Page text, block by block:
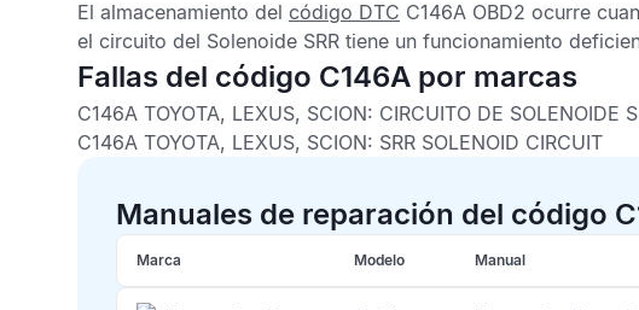
El almacenamiento del código DTC C146A OBD2 ocurre
el circuito del Solenoide SRR tiene un funcionamiento
Fallas del código C146A por marcas
C146A TOYOTA, LEXUS, SCION: CIRCUITO DE SOLENOIDE
C146A TOYOTA, LEXUS, SCION: SRR SOLENOID CIRCUIT
Manuales de reparación del código
Marca Modelo Manual